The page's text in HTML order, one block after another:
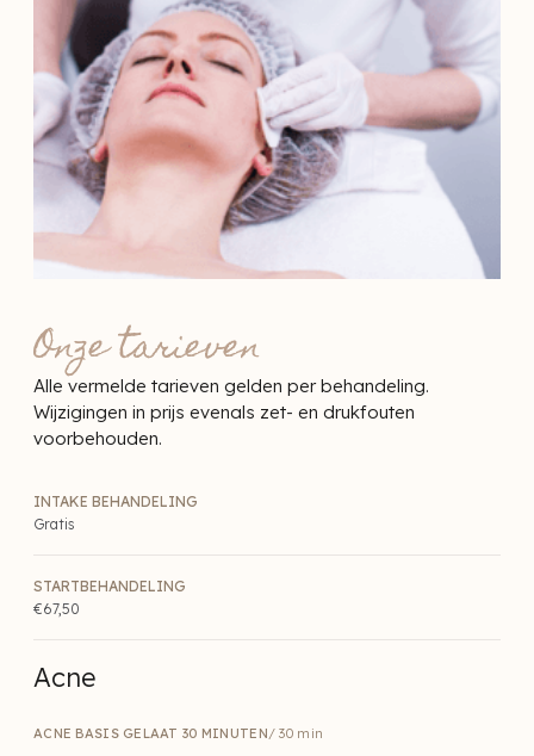
Onze tarieven
Alle vermelde tarieven gelden per behandeling.
Wijzigingen in prijs evenals zet- en drukfouten
voorbehouden.
INTAKE BEHANDELING
Gratis
STARTBEHANDELING
€67,50
Acne
ACNE BASIS GELAAT 30 MINUTEN/ 30 min